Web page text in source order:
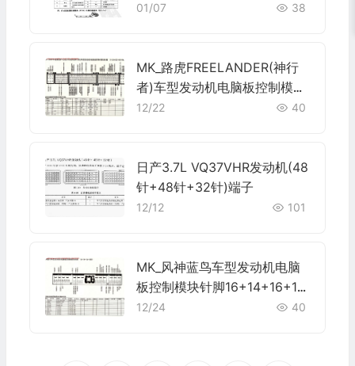
01/07 38
MK_路虎FREELANDER(神行
者)车型发动机电脑板控制模块
针脚9+24+52+40+9针 端子
12/22 40
日产3.7L VQ37VHR发动机(48
针+48针+32针)端子
12/12 101
MK_风神蓝鸟车型发动机电脑
板控制模块针脚16+14+16+18
针 端子图
12/24 40